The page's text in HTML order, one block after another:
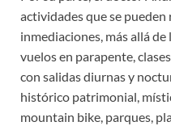
actividades que se pueden
inmediaciones, más allá
vuelos en parapente,
con salidas diurnas y
histórico patrimonial,
mountain bike, parques,